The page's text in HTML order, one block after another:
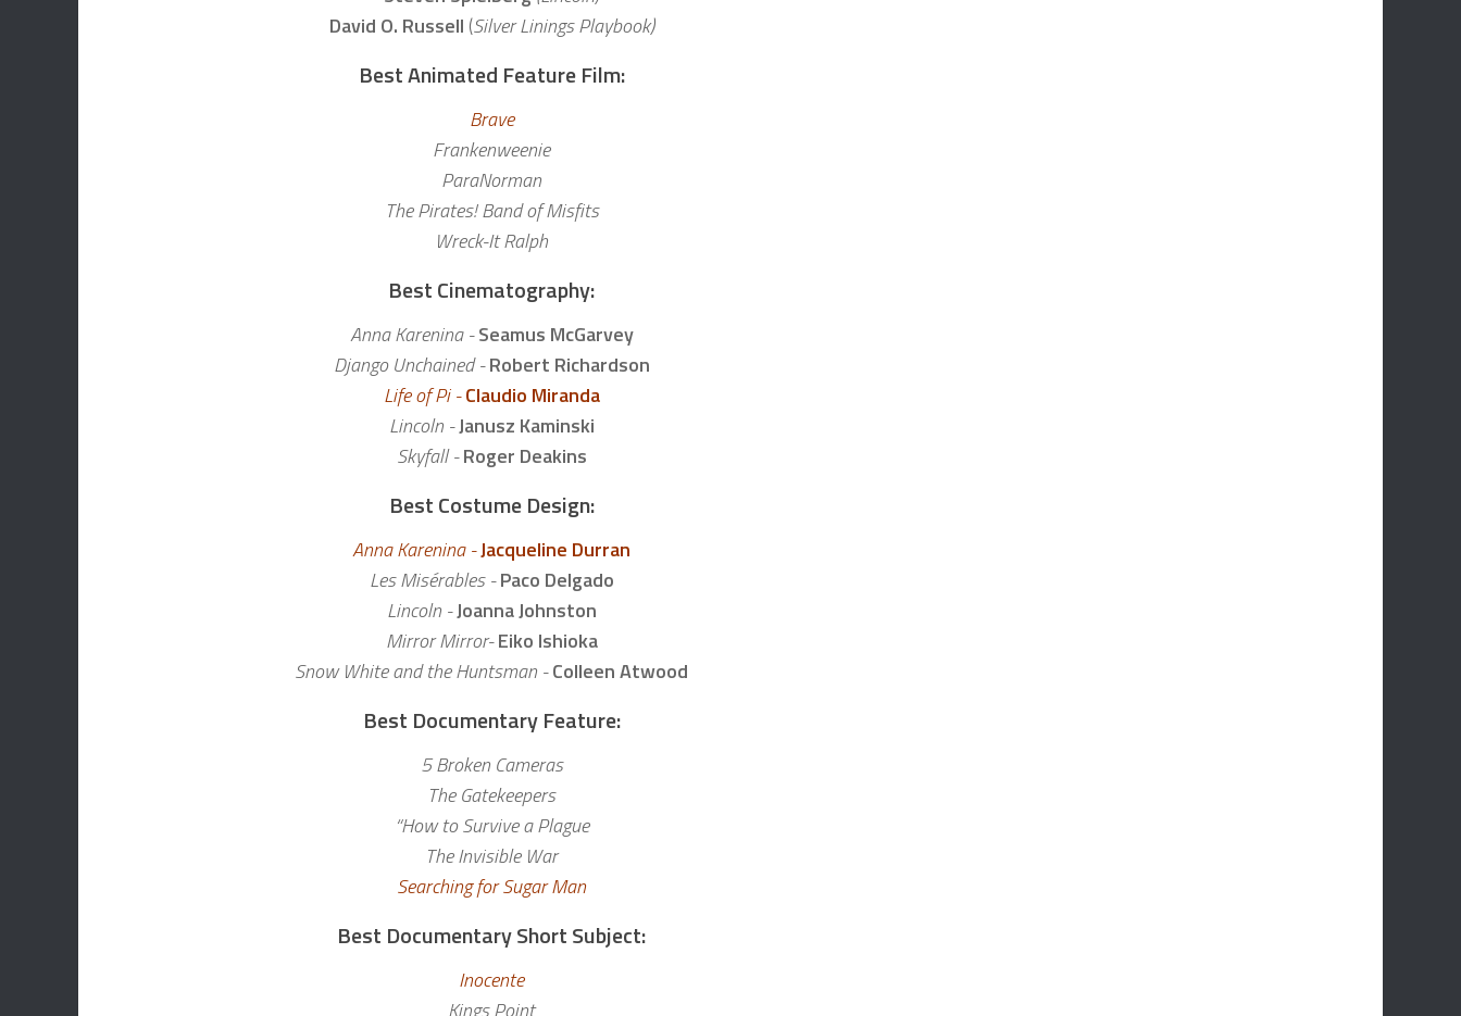
David O. Russell (Silver Linings Playbook)
Best Animated Feature Film:
Brave
Frankenweenie
ParaNorman
The Pirates! Band of Misfits
Wreck-It Ralph
Best Cinematography:
Anna Karenina - Seamus McGarvey
Django Unchained - Robert Richardson
Life of Pi - Claudio Miranda
Lincoln -Janusz Kaminski
Skyfall - Roger Deakins
Best Costume Design:
Anna Karenina -Jacqueline Durran
Les Misérables - Paco Delgado
Lincoln -Joanna Johnston
Mirror Mirror- Eiko Ishioka
Snow White and the Huntsman -Colleen Atwood
Best Documentary Feature:
5 Broken Cameras
The Gatekeepers
“How to Survive a Plague
The Invisible War
Searching for Sugar Man
Best Documentary Short Subject:
Inocente
Kings Point